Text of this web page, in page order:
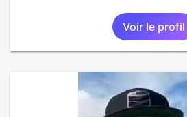
Voir le profil